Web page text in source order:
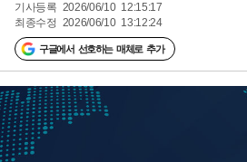
기사등록 2026/06/10 12:15:17
최종수정 2026/06/10 13:12:24
구글에서 선호하는 매체로 추가